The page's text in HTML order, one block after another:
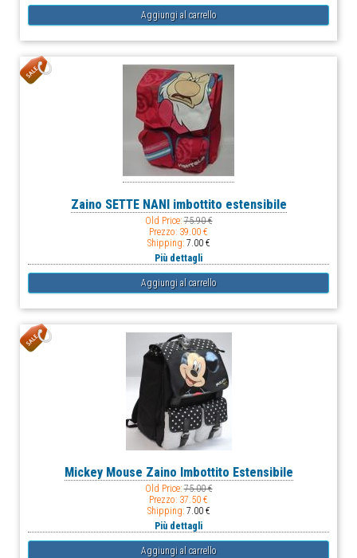
Zaino SETTE NANI imbottito estensibile
Old Price:75.90 €
Prezzo: 39.00 €
Shipping: 7.00 €
Più dettagli
Mickey Mouse Zaino Imbottito Estensibile
Old Price:75.00 €
Prezzo: 37.50 €
Shipping: 7.00 €
Più dettagli